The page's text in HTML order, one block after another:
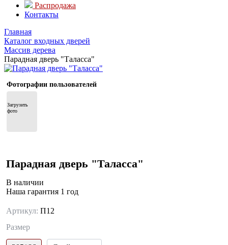
Распродажа
Контакты
Главная
Каталог входных дверей
Массив дерева
Парадная дверь "Таласса"
Фотографии пользователей
Загрузить
фото
Парадная дверь "Таласса"
В наличии
Наша гарантия 1 год
Артикул: П12
Размер